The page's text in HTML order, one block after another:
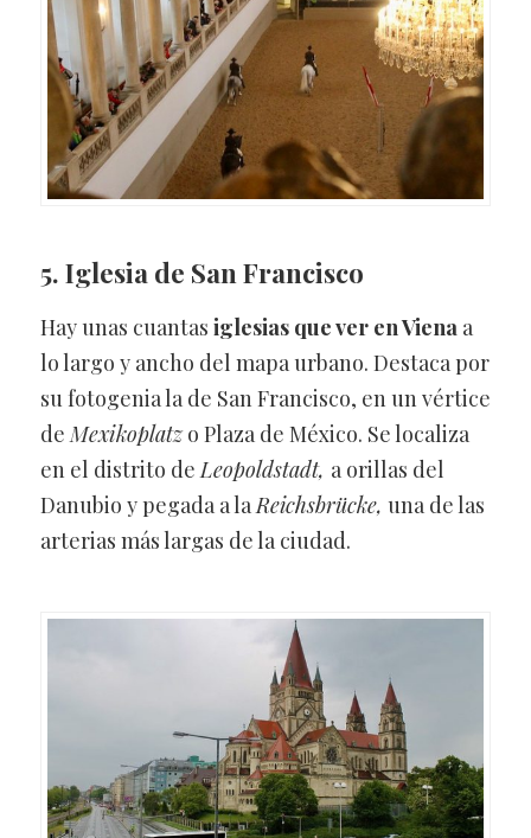
5. Iglesia de San Francisco
Hay unas cuantas iglesias que ver en Viena a
lo largo y ancho del mapa urbano. Destaca por
su fotogenia la de San Francisco, en un vértice
de Mexikoplatzo Plaza de México. Se localiza
en el distrito de Leopoldstadt, a orillas del
Danubio y pegada a la Reichsbrücke, una de las
arterias más largas de la ciudad.